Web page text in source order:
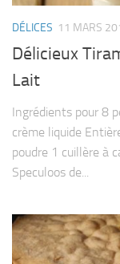
DÉLICES 11 MARS
Délicieux
Lait
Ingrédients pour 8
crème liquide
poudre 1 cuillère à
Speculoos de...